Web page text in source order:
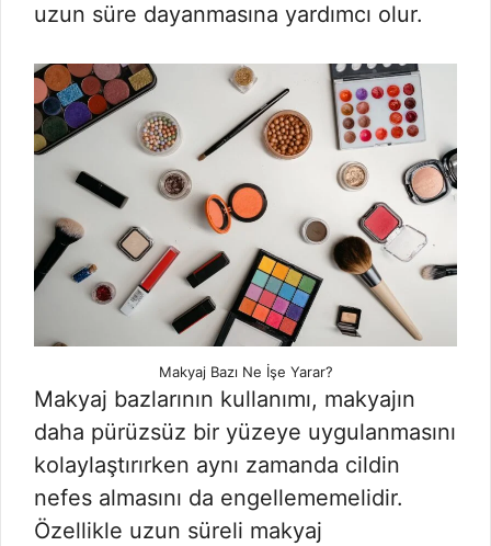
uzun süre dayanmasına yardımcı olur.
Makyaj Bazı Ne İşe Yarar?
Makyaj bazlarının kullanımı, makyajın
daha pürüzsüz bir yüzeye uygulanmasını
kolaylaştırırken aynı zamanda cildin
nefes almasını da engellememelidir.
Özellikle uzun süreli makyaj